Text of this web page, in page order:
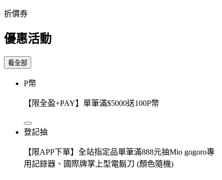
折價券
優惠活動
看全部
P幣
【限全盈+PAY】單筆滿$5000送100P幣
登記抽
【限APP下單】全站指定品單筆滿888元抽Mio gogoro專
用記錄器、國際牌掌上型電鬍刀 (顏色隨機)